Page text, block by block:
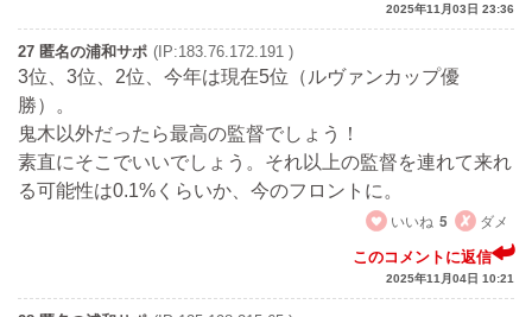
2025年11月03日 23:36
27 匿名の浦和サポ (IP:183.76.172.191 )
3位、3位、2位、今年は現在5位（ルヴァンカップ優
勝）。
鬼木以外だったら最高の監督でしょう！
素直にそこでいいでしょう。それ以上の監督を連れて来れ
る可能性は0.1%くらいか、今のフロントに。
いいね 5 ダメ
このコメントに返信
2025年11月04日 10:21